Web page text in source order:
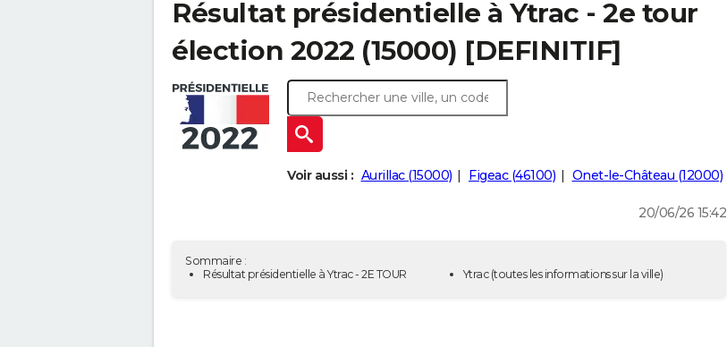
Résultat présidentielle à Ytrac - 2e tour
élection 2022 (15000) [DEFINITIF]
Voir aussi : Aurillac (15000) Figeac (46100) Onet-le-Château (12000)
20/06/26 15:42
Sommaire :
Résultat présidentielle à Ytrac - 2E TOUR
Ytrac(toutes les informations sur la ville)